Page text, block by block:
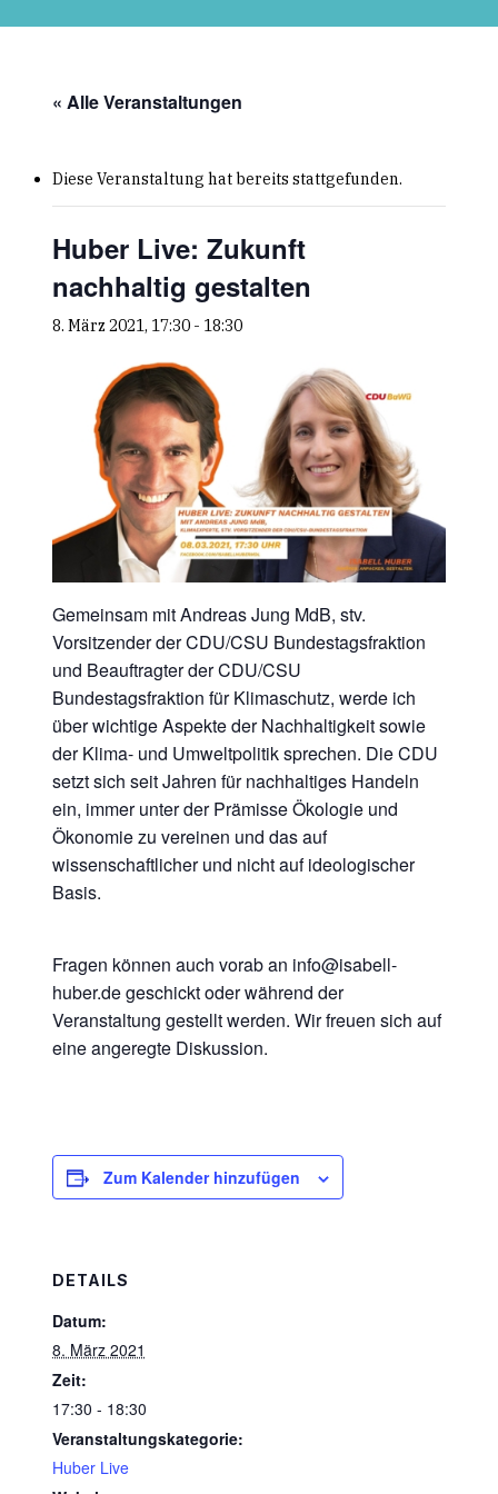
« Alle Veranstaltungen
Diese Veranstaltung hat bereits stattgefunden.
Huber Live: Zukunft
nachhaltig gestalten
8. März 2021, 17:30- 18:30
Gemeinsam mit Andreas Jung MdB, stv.
Vorsitzender der CDU/CSU Bundestagsfraktion
und Beauftragter der CDU/CSU
Bundestagsfraktion für Klimaschutz, werde ich
über wichtige Aspekte der Nachhaltigkeit sowie
der Klima- und Umweltpolitik sprechen. Die CDU
setzt sich seit Jahren für nachhaltiges Handeln
ein, immer unter der Prämisse Ökologie und
Ökonomie zu vereinen und das auf
wissenschaftlicher und nicht auf ideologischer
Basis.
Fragen können auch vorab an info@isabell-
huber.de geschickt oder während der
Veranstaltung gestellt werden. Wir freuen sich auf
eine angeregte Diskussion.
Zum Kalender hinzufügen
DETAILS
Datum:
8. März 2021
Zeit:
17:30 - 18:30
Veranstaltungskategorie:
Huber Live